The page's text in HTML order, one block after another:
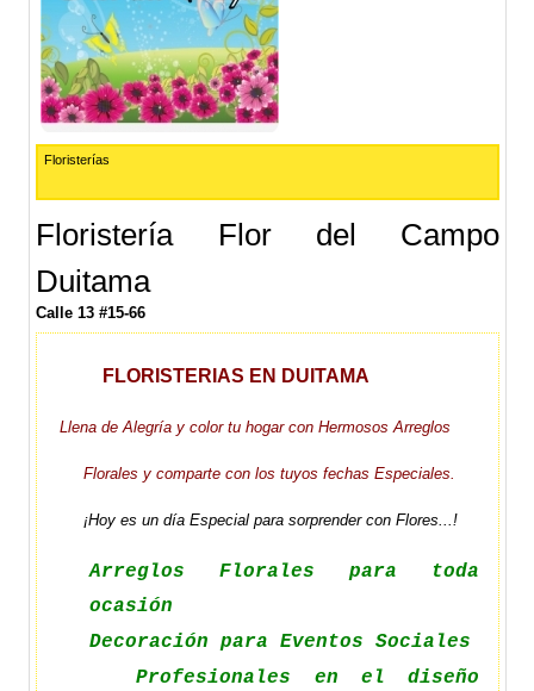
Floristerías
Floristería Flor del Campo
Duitama
Calle 13 #15-66
FLORISTERIAS EN DUITAMA
Llena de Alegría y color tu hogar con Hermosos Arreglos
Florales y comparte con los tuyos fechas Especiales.
¡Hoy es un día Especial para sorprender con Flores...!
Arreglos Florales para toda
ocasión
Decoración para Eventos Sociales
Profesionales en el diseño